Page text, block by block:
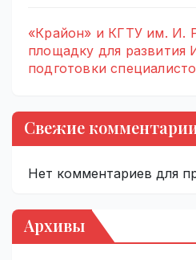
«Крайон» и КГТУ им. И.
площадку для развития
подготовки
Свежие
Нет комментариев для
Архивы